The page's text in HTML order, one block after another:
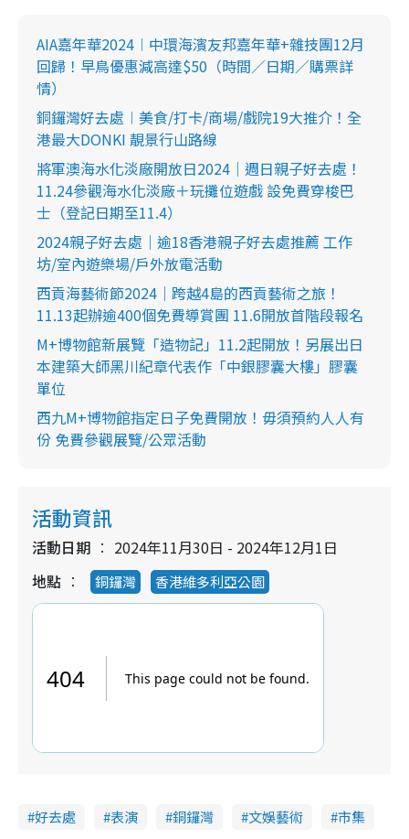
AIA嘉年華2024︱中環海濱友邦嘉年華+雜技團12月
回歸！早鳥優惠減高達$50（時間／日期／購票詳
情）
銅鑼灣好去處︱美食/打卡/商場/戲院19大推介！全
港最大DONKI 靚景行山路線
將軍澳海水化淡廠開放日2024｜週日親子好去處！
11.24參觀海水化淡廠＋玩攤位遊戲 設免費穿梭巴
士（登記日期至11.4）
2024親子好去處｜逾18香港親子好去處推薦 工作
坊/室內遊樂場/戶外放電活動
西貢海藝術節2024｜跨越4島的西貢藝術之旅！
11.13起辦逾400個免費導賞團 11.6開放首階段報名
M+博物館新展覽「造物記」11.2起開放！另展出日
本建築大師黑川紀章代表作「中銀膠囊大樓」膠囊
單位
西九M+博物館指定日子免費開放！毋須預約人人有
份 免費參觀展覽/公眾活動
活動資訊
活動日期
2024年11月30日 - 2024年12月1日
地點
銅鑼灣 香港維多利亞公園
好去處 表演 銅鑼灣 文娛藝術 市集